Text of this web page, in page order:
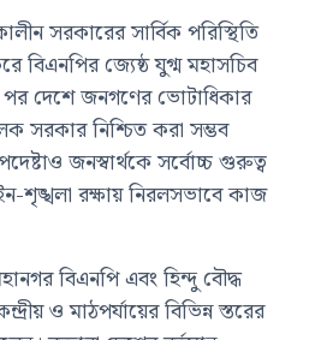
সরকারের সার্বিক পরিস্থিতি
বিএনপির জ্যেষ্ঠ যুগ্ম মহাসচিব
পর দেশে জনগণের ভোটাধিকার
সরকার নিশ্চিত করা সম্ভব
জনস্বার্থকে সর্বোচ্চ গুরুত্ব
শৃঙ্খলা রক্ষায় নিরলসভাবে কাজ
বিএনপি এবং হিন্দু বৌদ্ধ
ও মাঠপর্যায়ের বিভিন্ন স্তরের